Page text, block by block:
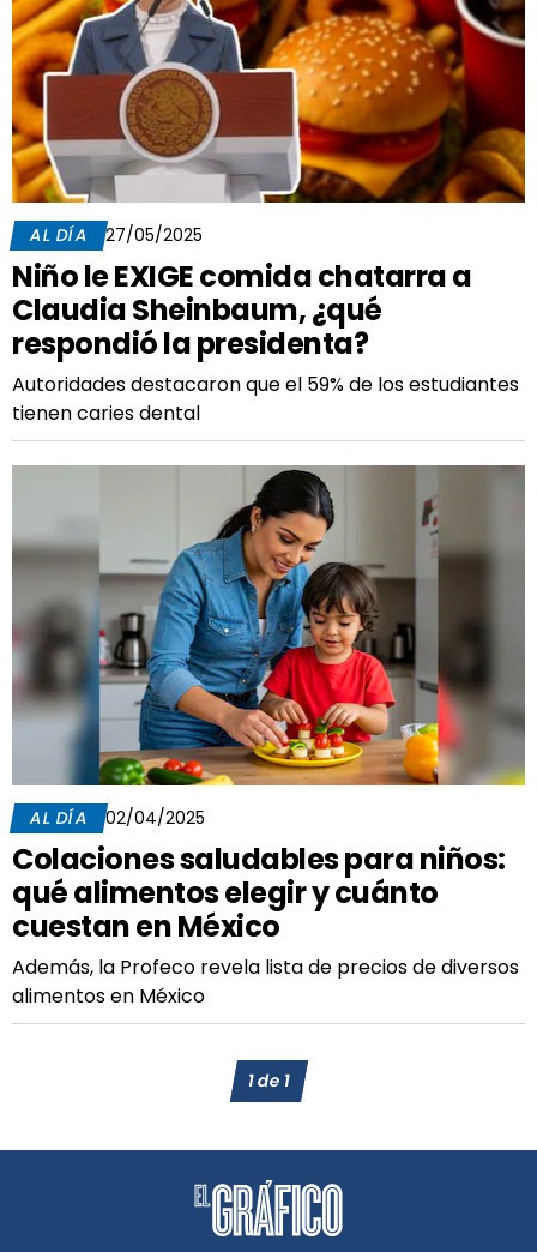
AL DÍA 27/05/2025
Niño le EXIGE comida chatarra a
Claudia Sheinbaum, ¿qué
respondió la presidenta?
Autoridades destacaron que el 59% de los estudiantes
tienen caries dental
AL DÍA 02/04/2025
Colaciones saludables para niños:
qué alimentos elegir y cuánto
cuestan en México
Además, la Profeco revela lista de precios de diversos
alimentos en México
1de1